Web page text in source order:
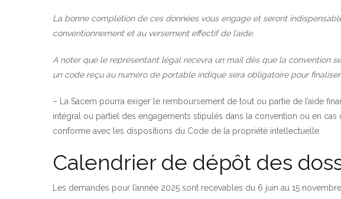
La bonne complétion de ces données vous engage et seront
conventionnement et au versement effectif de l’aide.
A noter que le représentant légal recevra un mail dès que la convention
un code reçu au numéro de portable indiqué sera obligatoire pour
– La Sacem pourra exiger le remboursement de tout ou partie de l’aide
intégral ou partiel des engagements stipulés dans la convention ou en cas
conforme avec les dispositions du Code de la propriété intellectuelle.
Calendrier de dépôt des
Les demandes pour l’année 2025 sont recevables du 6 juin au 15